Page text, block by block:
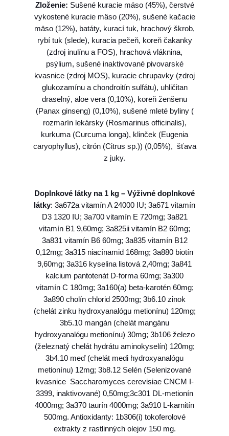
v
a
H
O
L
I
S
T
I
C
c
a
t
t
e
n
c
h
i
c
k
e
n
&
d
u
c
k
&
a
l
o
e
v
Zloženie: Sušené kuracie mäso (45%), čerstvé
vykostené kuracie mäso (20%), sušené kačacie
mäso (12%), batáty, kurací tuk, hrachový škrob,
rybí tuk (slede), kuracia pečeň, koreň čakanky
(zdroj inulínu a FOS), hrachová vláknina,
psýlium, sušené inaktivované pivovarské
kvasnice (zdroj MOS), kuracie chrupavky (zdroj
glukozamínu a chondroitín sulfátu), uhličitan
draselný, aloe vera (0,10%), koreň ženšenu
(Panax ginseng) (0,10%), sušené mleté byliny (
rozmarín lekársky (Rosmarinus officinalis),
kurkuma (Curcuma longa), klinček (Eugenia
caryophyllus), citrón (Citrus sp.)) (0,05%), šťava
z juky.
Doplnkové látky na 1 kg – Výživné doplnkové
látky: 3a672a vitamín A 24000 IU; 3a671 vitamín
D3 1320 IU; 3a700 vitamín E 720mg; 3a821
vitamín B1 9,60mg; 3a825ii vitamín B2 60mg;
3a831 vitamín B6 60mg; 3a835 vitamín B12
0,12mg; 3a315 niacínamid 168mg; 3a880 biotín
9,60mg; 3a316 kyselina listová 2,40mg; 3a841
kalcium pantotenát D-forma 60mg; 3a300
vitamín C 180mg; 3a160(a) beta-karotén 60mg;
3a890 cholín chlorid 2500mg; 3b6.10 zinok
(chelát zinku hydroxyanalógu metionínu) 120mg;
3b5.10 mangán (chelát mangánu
hydroxyanalógu metionínu) 30mg; 3b106 železo
(železnatý chelát hydrátu aminokyselín) 120mg;
3b4.10 meď (chelát medi hydroxyanalógu
metionínu) 12mg; 3b8.12 Selén (Selenizované
kvasnice Saccharomyces cerevisiae CNCM I-
3399, inaktivované) 0,50mg;3c301 DL-metionín
4000mg; 3a370 taurín 4000mg; 3a910 L-karnitín
500mg. Antioxidanty: 1b306(i) tokoferolové
extrakty z rastlinných olejov 150 mg.